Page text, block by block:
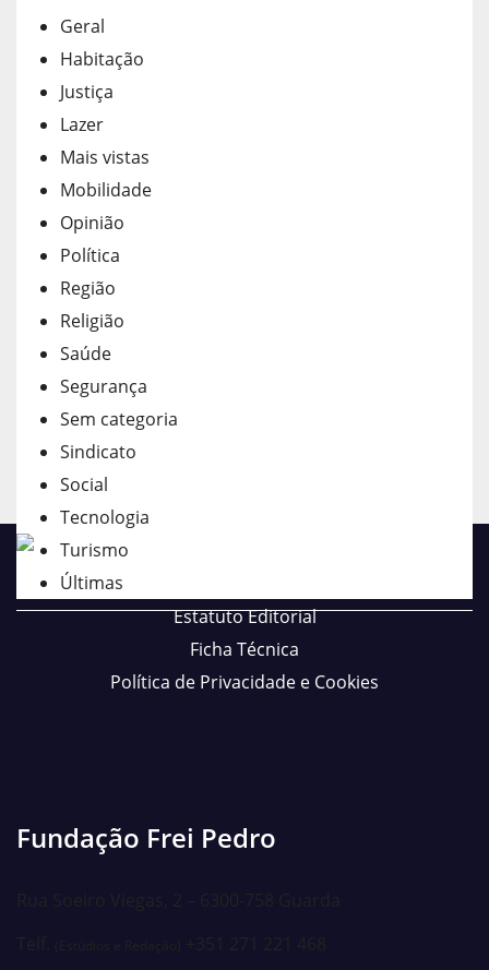
Geral
Habitação
Justiça
Lazer
Mais vistas
Mobilidade
Opinião
Política
Região
Religião
Saúde
Segurança
Sem categoria
Sindicato
Social
Tecnologia
Turismo
Últimas
Estatuto Editorial
Ficha Técnica
Política de Privacidade e Cookies
Fundação Frei Pedro